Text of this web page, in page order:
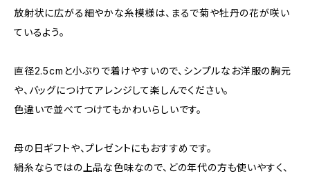
放射状に広がる細やかな糸模様は、まるで菊や牡丹の花が咲い
ているよう。
直径2.5cmと小ぶりで着けやすいので、シンプルなお洋服の胸元
や、バッグにつけてアレンジして楽しんでください。
色違いで並べてつけてもかわいらしいです。
母の日ギフトや、プレゼントにもおすすめです。
絹糸ならではの上品な色味なので、どの年代の方も使いやすく、